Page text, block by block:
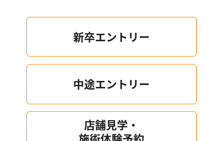
新卒エントリー
中途エントリー
店舗見学・